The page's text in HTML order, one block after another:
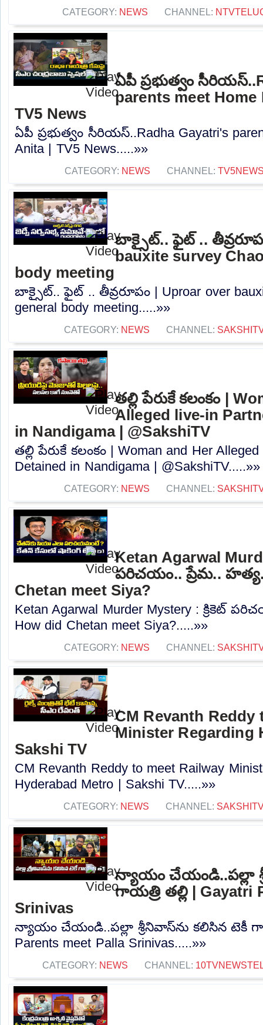
CATEGORY: NEWS CHANNEL:
ఏపీ ప్రభుత్వం
parents meet
TV5 News
ఏపీ ప్రభుత్వం సీరియస్..Radha Gayatri's
Anita | TV5 News.....»»
CATEGORY: NEWS CHANNEL:
బాక్సైట్.. ఫైట్ ..
bauxite survey
body meeting
బాక్సైట్.. ఫైట్ .. తీవ్రరూపం | Uproar over
general body meeting.....»»
CATEGORY: NEWS CHANNEL:
తల్లి పేరుకే కలంకం |
Alleged live-in
in Nandigama | @SakshiTV
తల్లి పేరుకే కలంకం | Woman and Her
Detained in Nandigama | @SakshiTV.....»»
CATEGORY: NEWS CHANNEL:
Ketan Agarwal
పరిచయం.. ప్రేమ..
Chetan meet Siya?
Ketan Agarwal Murder Mystery : క్రికెట్
How did Chetan meet Siya?.....»»
CATEGORY: NEWS CHANNEL:
CM Revanth Reddy
Minister Regarding
Sakshi TV
CM Revanth Reddy to meet Railway
Hyderabad Metro | Sakshi TV.....»»
CATEGORY: NEWS CHANNEL:
న్యాయం చేయండి..పల్లా
గాయత్రి తల్లి | Gayatri
Srinivas
న్యాయం చేయండి..పల్లా శ్రీనివాస్‌ను కలిసిన టెకీ
Parents meet Palla Srinivas.....»»
CATEGORY: NEWS CHANNEL: